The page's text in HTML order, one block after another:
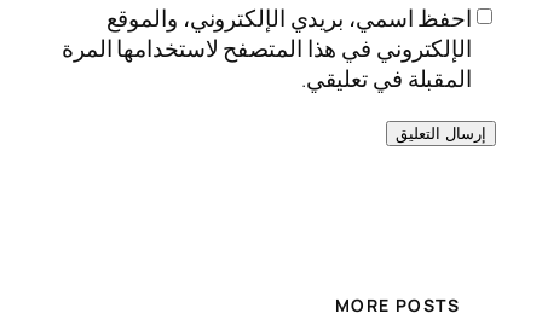
احفظ اسمي، بريدي الإلكتروني، والموقع
الإلكتروني في هذا المتصفح لاستخدامها المرة
المقبلة في تعليقي.
MORE POSTS